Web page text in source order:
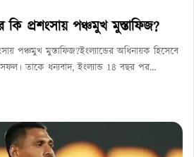
কি প্রশংসায় পঞ্চমুখ মুস্তাফিজ?
পঞ্চমুখ মুস্তাফিজ?ইংল্যান্ডের অধিনায়ক হিসেবে
তাকে ধন্যবাদ, ইংল্যান্ড 18 বছর পর…